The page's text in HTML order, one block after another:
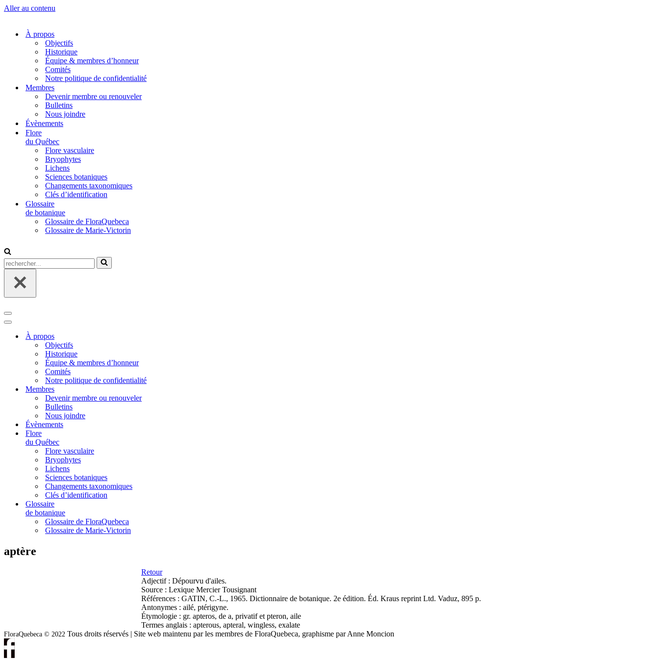
Aller au contenu
À propos
Objectifs
Historique
Équipe & membres d’honneur
Comités
Notre politique de confidentialité
Membres
Devenir membre ou renouveler
Bulletins
Nous joindre
Évènements
Flore
du Québec
Flore vasculaire
Bryophytes
Lichens
Sciences botaniques
Changements taxonomiques
Clés d’identification
Glossaire
de botanique
Glossaire de FloraQuebeca
Glossaire de Marie-Victorin
Rechercher...
Menu
de
navigation
Menu
navigationÀ propos
Objectifs
Historique
Équipe & membres d’honneur
Comités
Notre politique de confidentialité
Membres
Devenir membre ou renouveler
Bulletins
Nous joindre
Évènements
Flore
du Québec
Flore vasculaire
Bryophytes
Lichens
Sciences botaniques
Changements taxonomiques
Clés d’identification
Glossaire
de botanique
Glossaire de FloraQuebeca
Glossaire de Marie-Victorin
aptère
Retour
Adjectif : Dépourvu d'ailes.
Source : Lexique Mercier Tousignant
Références : GATIN, C.-L., 1965. Dictionnaire de botanique. 2e édition. Éd. Kraus reprint Ltd. Vaduz, 895 p.
Antonymes : ailé, ptérigyne.
Étymologie : gr. apteros, de a, privatif et pteron, aile
Termes anglais : apterous, apteral, wingless, exalate
FloraQuebeca © 2022 Tous droits réservés | Site web maintenu par les membres de FloraQuebeca, graphisme par Anne Moncion